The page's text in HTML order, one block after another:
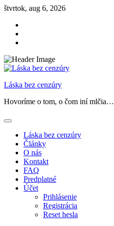
Skip
content
štvrtok, aug 6, 2026
Láska bez cenzúry
Hovoríme o tom, o čom iní mlčia…
Láska bez cenzúry
Články
O nás
Kontakt
FAQ
Predplatné
Účet
Prihlásenie
Registrácia
Reset hesla